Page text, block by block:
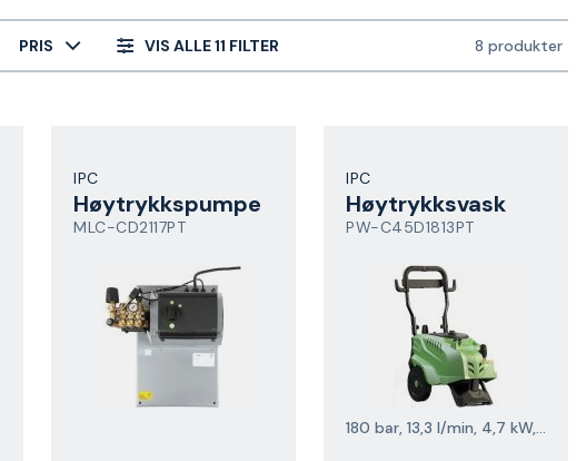
PRIS VIS ALLE 11 FILTER 8 produkter
IPC
Høytrykkspumpe
MLC-CD2117PT
IPC
Høytrykksvask
PW-C45D1813PT
180 bar, 13,3 l/min, 4,7 kW, 2800 v/min